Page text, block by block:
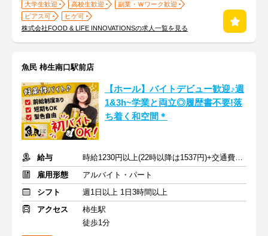
大学生歓迎 高校生歓迎
副業・Ｗワーク歓迎
ピアス可
ヒゲ可
株式会社FOOD & LIFE INNOVATIONSの求人一覧を見る
魚民 柿生南口駅前店
【ホール】バイトデビュー歓迎♪週
1&3h~学業と両立◎履歴書不要!落
ち着く和空間＊
給与
時給1230円以上(22時以降は1537円)+交通費規定内支給
雇用形態
アルバイト・パート
シフト
週1日以上 1日3時間以上
アクセス
柿生駅
徒歩1分